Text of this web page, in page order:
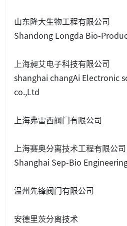
山东隆大生物工程有限公司
Shandong Longda Bio-
上海昶艾电子科技有限公司
shanghai changAi Electronic
co.,Ltd
上海弗雷西阀门有限公司
上海赛奥分离技术工程有限公司
Shanghai Sep-Bio
温州先锋阀门有限公司
安德里茨分离技术